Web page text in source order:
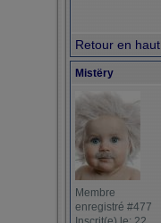
Retour en haut
Mistëry
Membre
enregistré #477